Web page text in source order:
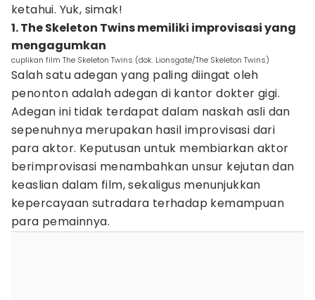
ketahui. Yuk, simak!
1. The Skeleton Twins memiliki improvisasi yang
mengagumkan
cuplikan film The Skeleton Twins (dok. Lionsgate/The Skeleton Twins)
Salah satu adegan yang paling diingat oleh
penonton adalah adegan di kantor dokter gigi.
Adegan ini tidak terdapat dalam naskah asli dan
sepenuhnya merupakan hasil improvisasi dari
para aktor. Keputusan untuk membiarkan aktor
berimprovisasi menambahkan unsur kejutan dan
keaslian dalam film, sekaligus menunjukkan
kepercayaan sutradara terhadap kemampuan
para pemainnya.